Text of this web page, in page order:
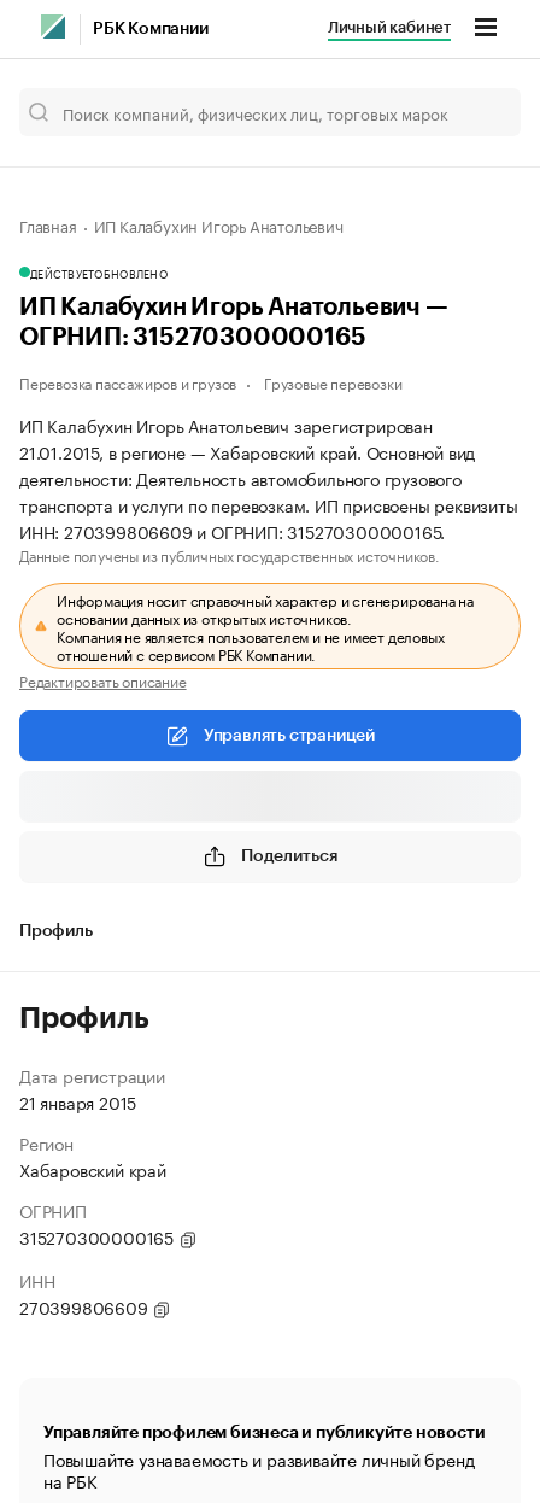
РБК Компании Личный кабинет
Главная ИП Калабухин Игорь Анатольевич
ДЕЙСТВУЕТОБНОВЛЕНО
ИП Калабухин Игорь Анатольевич —
ОГРНИП: 315270300000165
Перевозка пассажиров и грузов Грузовые перевозки
ИП Калабухин Игорь Анатольевич зарегистрирован
21.01.2015, в регионе — Хабаровский край. Основной вид
деятельности: Деятельность автомобильного грузового
транспорта и услуги по перевозкам. ИП присвоены реквизиты
ИНН: 270399806609 и ОГРНИП: 315270300000165.
Данные получены из публичных государственных источников.
Информация носит справочный характер и сгенерирована на
основании данных из открытых источников.
Компания не является пользователем и не имеет деловых
отношений с сервисом РБК Компании.
Редактировать описание
Управлять страницей
Поделиться
Профиль
Профиль
Дата регистрации
21 января 2015
Регион
Хабаровский край
ОГРНИП
315270300000165
ИНН
270399806609
Управляйте профилем бизнеса и публикуйте новости
Повышайте узнаваемость и развивайте личный бренд
на РБК